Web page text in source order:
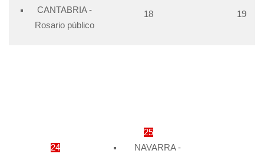
CANTABRIA -
Rosario público
18 19
24
25
NAVARRA -